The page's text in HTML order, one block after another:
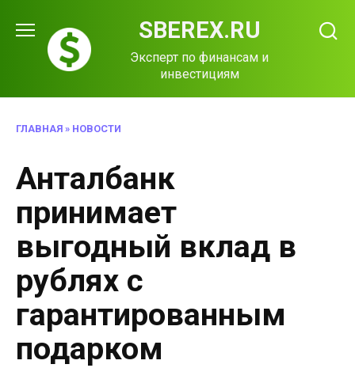
содержанию
SBEREX.RU
Эксперт по финансам и
инвестициям
ГЛАВНАЯ » НОВОСТИ
Анталбанк
принимает
выгодный вклад в
рублях с
гарантированным
подарком